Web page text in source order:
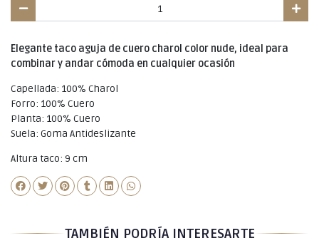
Elegante taco aguja de cuero charol color nude, ideal para
combinar y andar cómoda en cualquier ocasión
Capellada: 100% Charol
Forro: 100% Cuero
Planta: 100% Cuero
Suela: Goma Antideslizante
Altura taco: 9 cm
TAMBIÉN PODRÍA INTERESARTE